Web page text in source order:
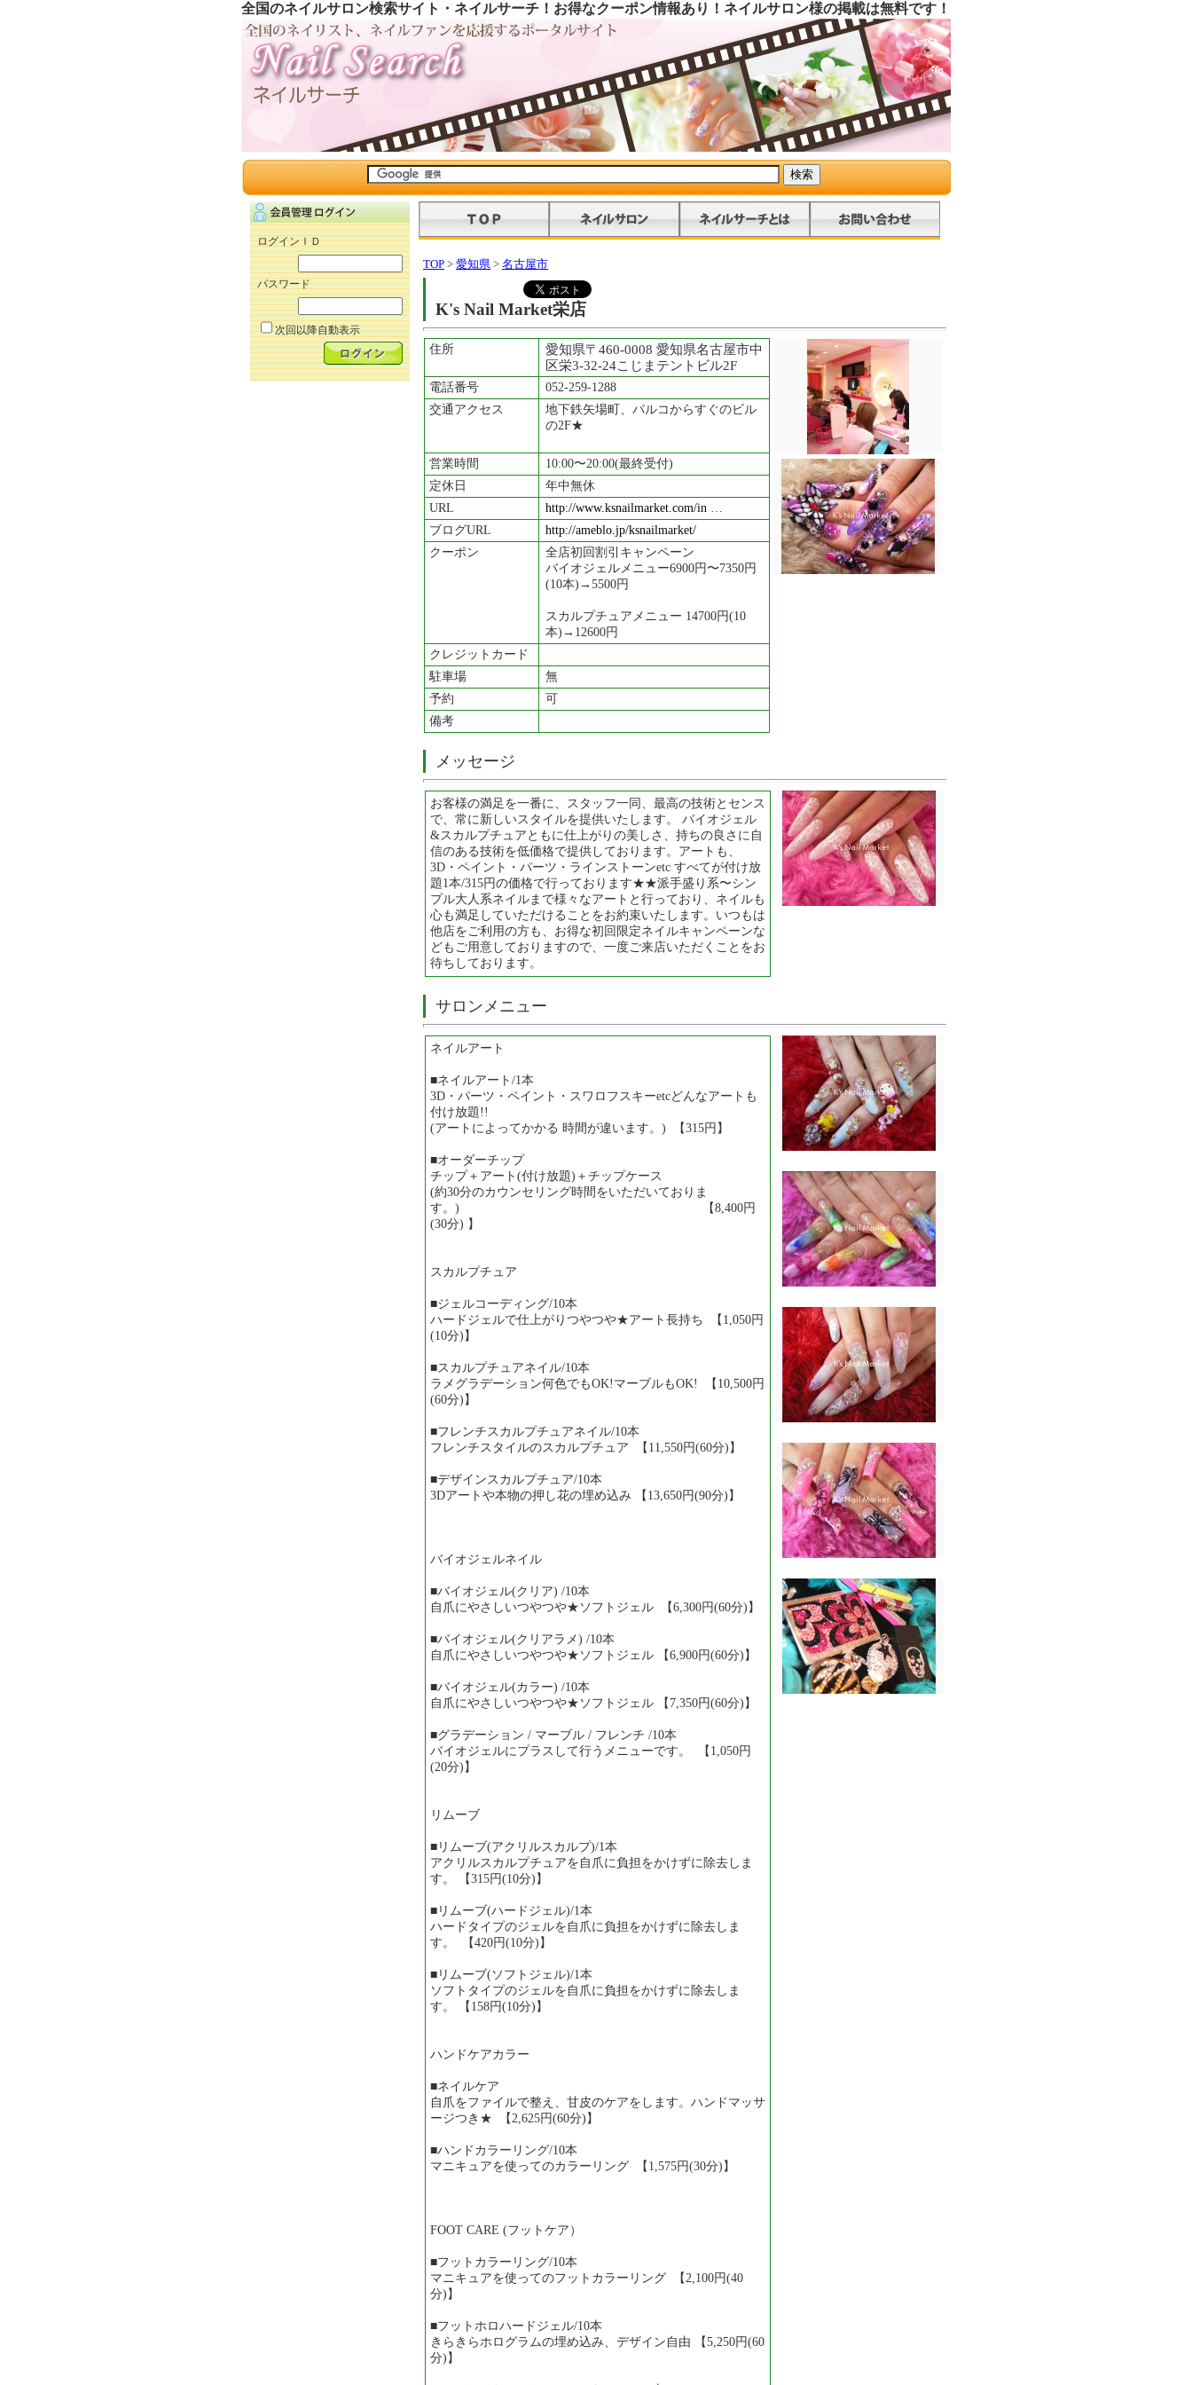
全国のネイルサロン検索サイト・ネイルサーチ！お得なクーポン情報あり！ネイルサロン様の掲載は無料です！
ログインＩＤ
パスワード
次回以降自動表示
TOP > 愛知県 > 名古屋市
K's Nail Market栄店
住所
愛知県〒460-0008 愛知県名古屋市中
区栄3-32-24こじまテントビル2F
電話番号
052-259-1288
交通アクセス
地下鉄矢場町、パルコからすぐのビル
の2F★
営業時間
10:00〜20:00(最終受付)
定休日
年中無休
URL
http://www.ksnailmarket.com/in …
ブログURL
http://ameblo.jp/ksnailmarket/
クーポン
全店初回割引キャンペーン
バイオジェルメニュー6900円〜7350円
(10本)→5500円
スカルプチュアメニュー 14700円(10
本)→12600円
クレジットカード
駐車場
無
予約
可
備考
メッセージ
お客様の満足を一番に、スタッフ一同、最高の技術とセンス
で、常に新しいスタイルを提供いたします。 バイオジェル
&スカルプチュアともに仕上がりの美しさ、持ちの良さに自
信のある技術を低価格で提供しております。アートも、
3D・ペイント・パーツ・ラインストーンetc すべてが付け放
題1本/315円の価格で行っております★★派手盛り系〜シン
プル大人系ネイルまで様々なアートと行っており、ネイルも
心も満足していただけることをお約束いたします。いつもは
他店をご利用の方も、お得な初回限定ネイルキャンペーンな
どもご用意しておりますので、一度ご来店いただくことをお
待ちしております。
サロンメニュー
ネイルアート
■ネイルアート/1本
3D・パーツ・ペイント・スワロフスキーetcどんなアートも
付け放題!!
(アートによってかかる 時間が違います。) 【315円】
■オーダーチップ
チップ＋アート(付け放題)＋チップケース
(約30分のカウンセリング時間をいただいておりま
す。) 【8,400円
(30分) 】
スカルプチュア
■ジェルコーディング/10本
ハードジェルで仕上がりつやつや★アート長持ち 【1,050円
(10分)】
■スカルプチュアネイル/10本
ラメグラデーション何色でもOK!マーブルもOK! 【10,500円
(60分)】
■フレンチスカルプチュアネイル/10本
フレンチスタイルのスカルプチュア 【11,550円(60分)】
■デザインスカルプチュア/10本
3Dアートや本物の押し花の埋め込み 【13,650円(90分)】
バイオジェルネイル
■バイオジェル(クリア) /10本
自爪にやさしいつやつや★ソフトジェル 【6,300円(60分)】
■バイオジェル(クリアラメ) /10本
自爪にやさしいつやつや★ソフトジェル 【6,900円(60分)】
■バイオジェル(カラー) /10本
自爪にやさしいつやつや★ソフトジェル 【7,350円(60分)】
■グラデーション / マーブル / フレンチ /10本
バイオジェルにプラスして行うメニューです。 【1,050円
(20分)】
リムーブ
■リムーブ(アクリルスカルプ)/1本
アクリルスカルプチュアを自爪に負担をかけずに除去しま
す。 【315円(10分)】
■リムーブ(ハードジェル)/1本
ハードタイプのジェルを自爪に負担をかけずに除去しま
す。 【420円(10分)】
■リムーブ(ソフトジェル)/1本
ソフトタイプのジェルを自爪に負担をかけずに除去しま
す。 【158円(10分)】
ハンドケアカラー
■ネイルケア
自爪をファイルで整え、甘皮のケアをします。ハンドマッサ
ージつき★ 【2,625円(60分)】
■ハンドカラーリング/10本
マニキュアを使ってのカラーリング 【1,575円(30分)】
FOOT CARE (フットケア）
■フットカラーリング/10本
マニキュアを使ってのフットカラーリング 【2,100円(40
分)】
■フットホロハードジェル/10本
きらきらホログラムの埋め込み、デザイン自由 【5,250円(60
分)】